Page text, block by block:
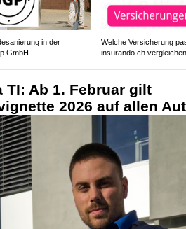
in der
GmbH
Welche Versicherung
insurando.ch vergleichen
TI: Ab 1. Februar gilt
2026 auf allen